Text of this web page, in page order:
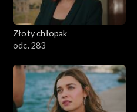
Złoty chłopak
odc. 283